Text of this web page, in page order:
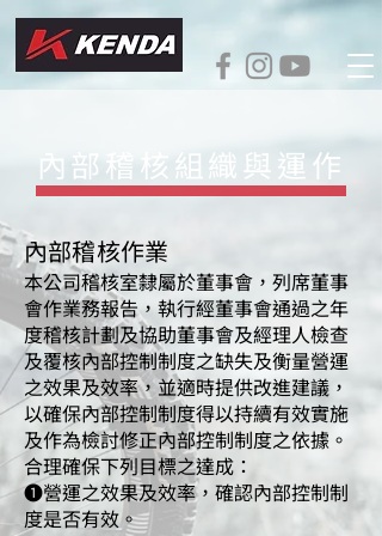
內部稽核組織與運作
內部稽核作業
本公司稽核室隸屬於董事會，列席董事
會作業務報告，執行經董事會通過之年
度稽核計劃及協助董事會及經理人檢查
及覆核內部控制制度之缺失及衡量營運
之效果及效率，並適時提供改進建議，
以確保內部控制制度得以持續有效實施
及作為檢討修正內部控制制度之依據。
合理確保下列目標之達成：
❶營運之效果及效率，確認內部控制制
度是否有效。